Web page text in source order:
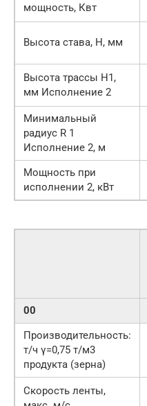
мощность, Квт
Высота става, Н, мм
Высота трассы Н1,
мм Исполнение 2
Минимальный
радиус R 1
Исполнение 2, м
Мощность при
исполнении 2, кВт
00
Производительность:
т/ч γ=0,75 т/м3
продукта (зерна)
Скорость ленты,